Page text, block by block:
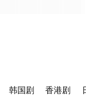
韩国剧 香港剧